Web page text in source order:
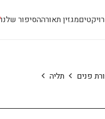
מגזין תאורההסיפור שלנו
פנים
תליה